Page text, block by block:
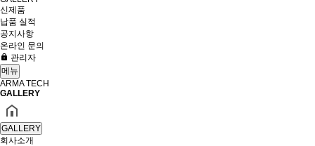
신제품
납품 실적
공지사항
온라인 문의
관리자
메뉴
ARMA TECH
GALLERY
GALLERY
회사소개